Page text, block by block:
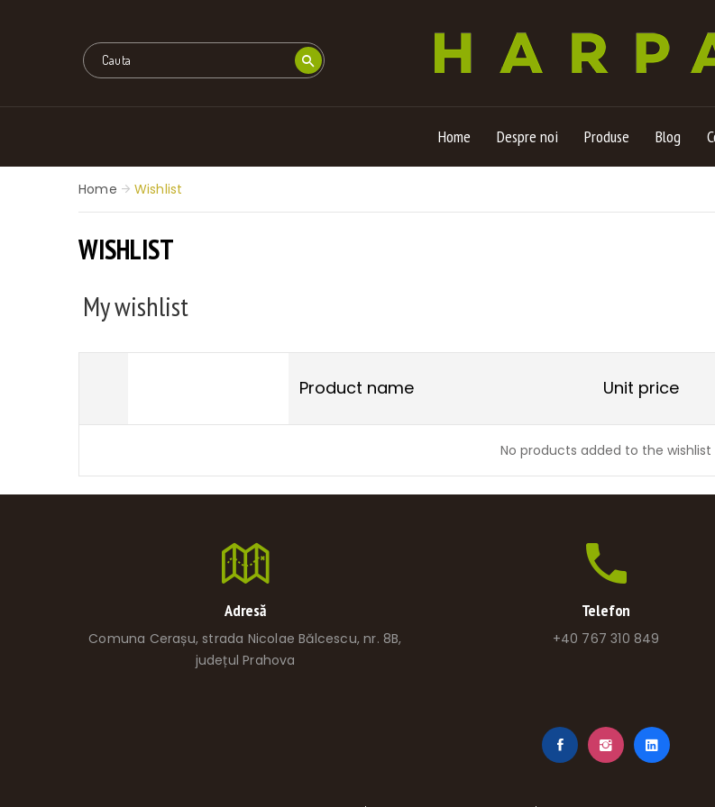
Home Despre noi Produse Blog
Home Wishlist
WISHLIST
My wishlist
Product name Unit price
No products added to the wishlist
Adresă
Comuna Cerașu, strada Nicolae Bălcescu, nr. 8B,
județul Prahova
Telefon
+40 767 310 849